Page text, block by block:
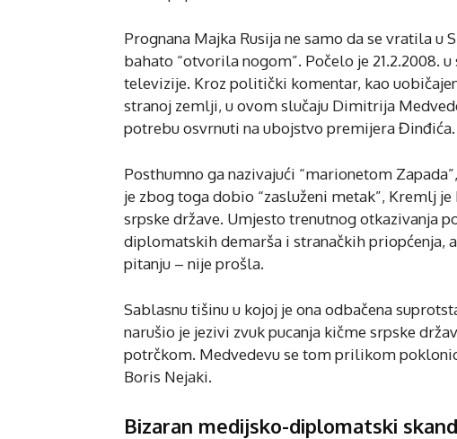
Prognana Majka Rusija ne samo da se vratila
bahato “otvorila nogom”. Počelo je 21.2.2008.
televizije. Kroz politički komentar, kao
stranoj zemlji, u ovom slučaju Dimitrija
potrebu osvrnuti na ubojstvo premijera Đinđića.
Posthumno ga nazivajući “marionetom
je zbog toga dobio “zasluženi metak”, Kremlj
srpske države. Umjesto trenutnog otkazivanja
diplomatskih demarša i stranačkih priopćenja,
pitanju – nije prošla.
Sablasnu tišinu u kojoj je ona odbačena
narušio je jezivi zvuk pucanja kičme srpske
potrčkom. Medvedevu se tom prilikom
Boris Nejaki.
Bizaran medijsko-diplomatski